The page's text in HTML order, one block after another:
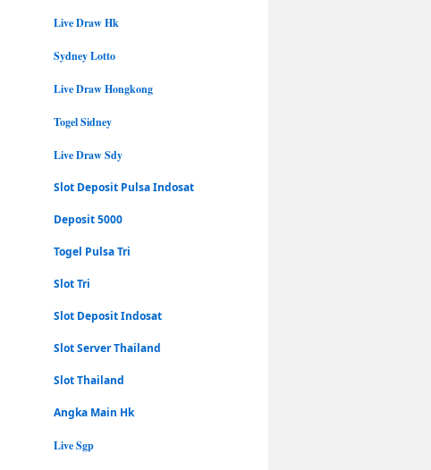
Live Draw Hk
Sydney Lotto
Live Draw Hongkong
Togel Sidney
Live Draw Sdy
Slot Deposit Pulsa Indosat
Deposit 5000
Togel Pulsa Tri
Slot Tri
Slot Deposit Indosat
Slot Server Thailand
Slot Thailand
Angka Main Hk
Live Sgp